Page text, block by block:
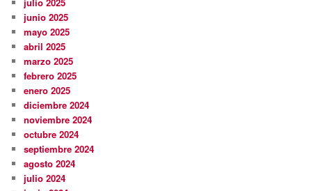
junio 2025
mayo 2025
abril 2025
marzo 2025
febrero 2025
enero 2025
diciembre 2024
noviembre 2024
octubre 2024
septiembre 2024
agosto 2024
julio 2024